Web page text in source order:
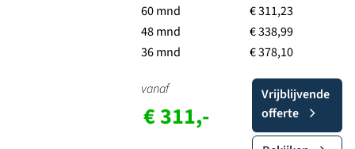
60 mnd
48 mnd
36 mnd
€ 311,23
€ 338,99
€ 378,10
vanaf
€ 311,-
Vrijblijvende
offerte